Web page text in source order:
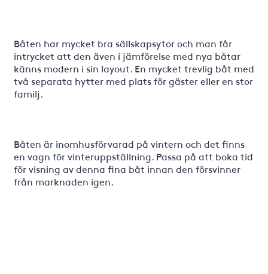
Båten har mycket bra sällskapsytor och man får
intrycket att den även i jämförelse med nya båtar
känns modern i sin layout. En mycket trevlig båt med
två separata hytter med plats för gäster eller en stor
familj.
Båten är inomhusförvarad på vintern och det finns
en vagn för vinteruppställning. Passa på att boka tid
för visning av denna fina båt innan den försvinner
från marknaden igen.